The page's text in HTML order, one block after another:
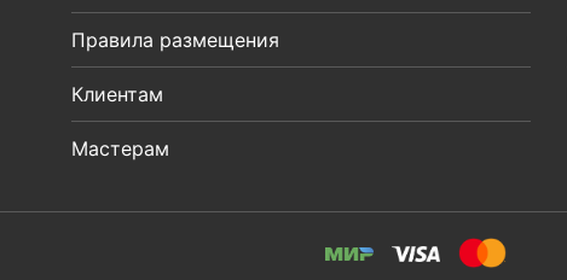
Правила размещения
Клиентам
Мастерам